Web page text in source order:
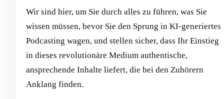
Wir sind hier, um Sie durch alles zu führen, was Sie
wissen müssen, bevor Sie den Sprung in KI-generiertes
Podcasting wagen, und stellen sicher, dass Ihr Einstieg
in dieses revolutionäre Medium authentische,
ansprechende Inhalte liefert, die bei den Zuhörern
Anklang finden.